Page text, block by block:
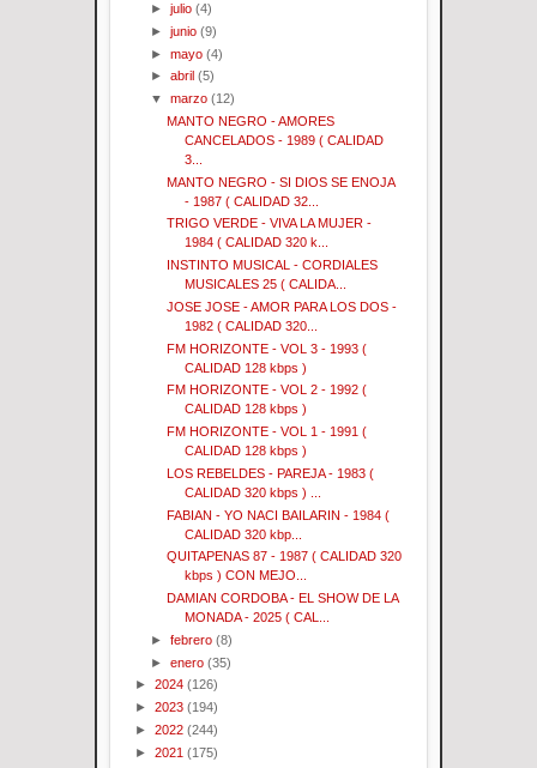
►julio (4)
►junio (9)
►mayo (4)
►abril (5)
▼marzo (12)
MANTO NEGRO - AMORES
CANCELADOS - 1989 ( CALIDAD
3...
MANTO NEGRO - SI DIOS SE ENOJA
- 1987 ( CALIDAD 32...
TRIGO VERDE - VIVA LA MUJER -
1984 ( CALIDAD 320 k...
INSTINTO MUSICAL - CORDIALES
MUSICALES 25 ( CALIDA...
JOSE JOSE - AMOR PARA LOS DOS -
1982 ( CALIDAD 320...
FM HORIZONTE - VOL 3 - 1993 (
CALIDAD 128 kbps )
FM HORIZONTE - VOL 2 - 1992 (
CALIDAD 128 kbps )
FM HORIZONTE - VOL 1 - 1991 (
CALIDAD 128 kbps )
LOS REBELDES - PAREJA - 1983 (
CALIDAD 320 kbps ) ...
FABIAN - YO NACI BAILARIN - 1984 (
CALIDAD 320 kbp...
QUITAPENAS 87 - 1987 ( CALIDAD 320
kbps ) CON MEJO...
DAMIAN CORDOBA - EL SHOW DE LA
MONADA - 2025 ( CAL...
►febrero (8)
►enero (35)
► 2024 (126)
► 2023 (194)
► 2022 (244)
► 2021 (175)